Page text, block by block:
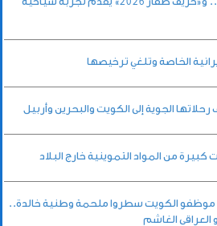
الخاصة وتلغي ترخيصها
الجوية إلى الكويت والبحرين وأربيل
من المواد التموينية خارج البلاد
موظفو الكويت سطروا ملحمة وطنية خالدة..
العراقي الغاشم